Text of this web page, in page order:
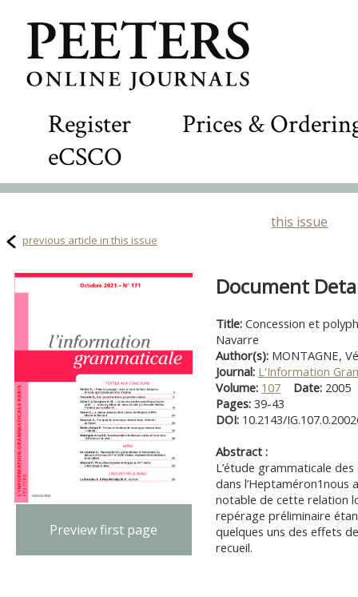
Register
Prices &
eCSCO
this issue
previous article in this issue
Preview first page
Document
Title: Concession et
Navarre
Author(s): MONTAGNE,
Journal: L'Information
Volume: 107 Date:
Pages: 39-43
DOI: 10.2143/
Abstract :
L’étude grammaticale
dans l’Heptaméron1nous
notable de cette relation
repérage préliminaire
quelques uns des effets
recueil.